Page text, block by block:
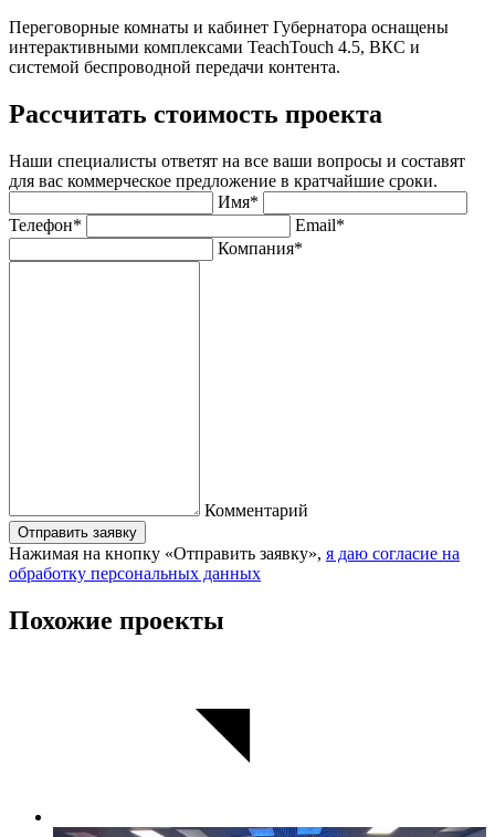
Переговорные комнаты и кабинет Губернатора оснащены
интерактивными комплексами TeachTouch 4.5, ВКС и
системой беспроводной передачи контента.
Рассчитать стоимость проекта
Наши специалисты ответят на все ваши вопросы и составят
для вас коммерческое предложение в кратчайшие сроки.
Имя*
Телефон*
Email*
Компания*
Комментарий
Отправить заявку
Нажимая на кнопку «Отправить заявку», я даю согласие на
обработку персональных данных
Похожие проекты